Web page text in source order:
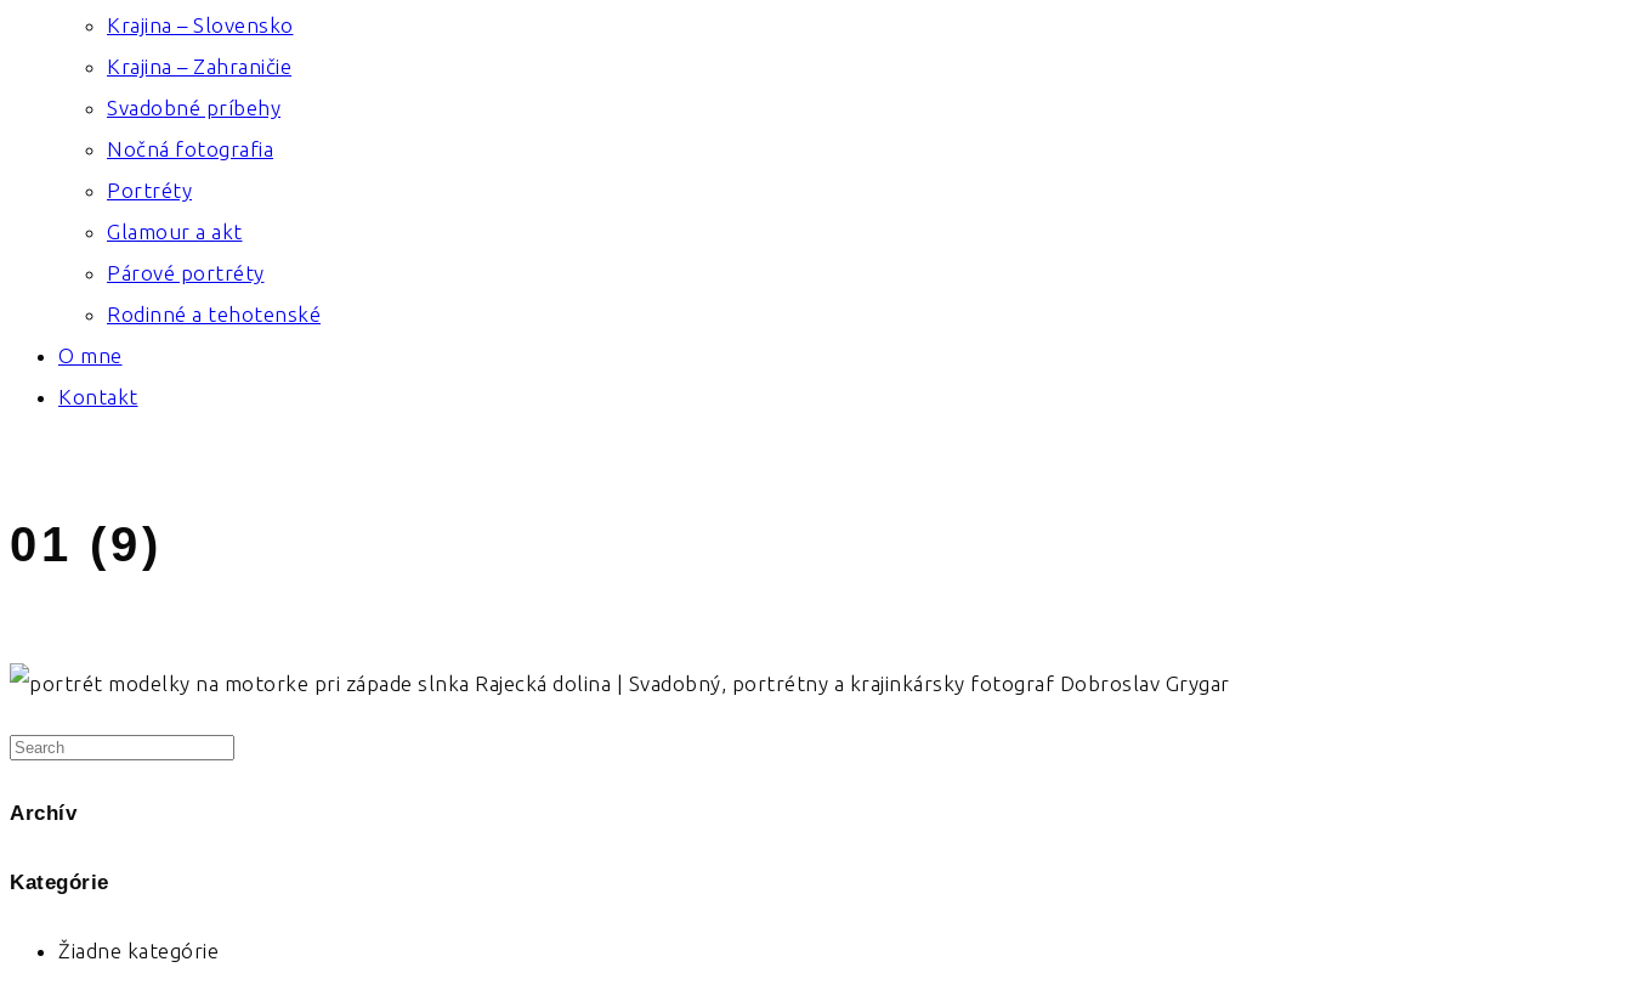
Krajina – Slovensko
Krajina – Zahraničie
Svadobné príbehy
Nočná fotografia
Portréty
Glamour a akt
Párové portréty
Rodinné a tehotenské
O mne
Kontakt
01 (9)
Archív
Kategórie
Žiadne kategórie